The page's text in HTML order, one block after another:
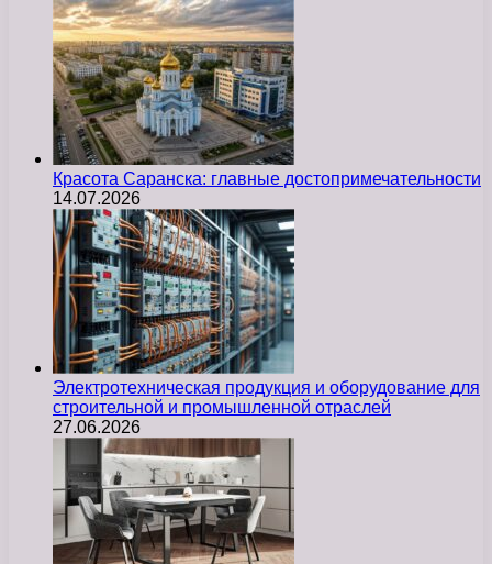
Красота Саранска: главные достопримечательности
14.07.2026
Электротехническая продукция и оборудование для
строительной и промышленной отраслей
27.06.2026